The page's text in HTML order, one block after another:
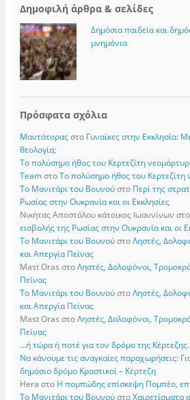
Δημοφιλή άρθρα & σελίδες
Δημόσια παιδεία και
μνημόνια
Πρόσφατα σχόλια
Μαντάτοραςστο Γυναίκες στην Εκκλησία:
θεολογία;
Το πολύσημο ήθος του Κερτεζίτη
TeamστοΤο πολύσημο ήθος του Κερτεζίτη
Το Μανιτάρι του Βουνούστο Περί της
Ρωσίας στην Ουκρανία και οι Εκκλησίες
Νικήτας Αποστόλου κάτοικος Ιωαννίνων στο
εισβολής της Ρωσίας στην Ουκρανία και οι
Το Μανιτάρι του ΒουνούστοΛηστές,
και Απεργία Πείνας
Mast Oras στοΛηστές, Δολοφόνοι,
Πείνας
Το Μανιτάρι του ΒουνούστοΛηστές,
και Απεργία Πείνας
Mast Oras στοΛηστές, Δολοφόνοι,
Πείνας
…ή τώρα ή ποτέ για τον δρόμο της
Να κάνουμε τις αναγκαίες παραχωρήσεις:
δημόσιο δρόμο Κραστικοί – Κέρτεζη
Hera στο Η πομπώδης επίσκεψη Πομπέο,
Το Μανιτάρι του ΒουνούστοΧαιρετίσματα